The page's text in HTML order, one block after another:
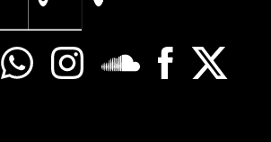
WhatsappInstagramSoundcloreFacebook
X